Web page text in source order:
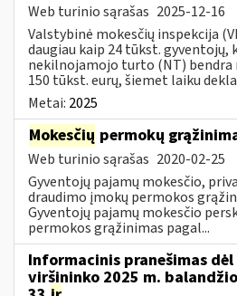
Web turinio sąrašas 2025-12-16
Valstybinė mokesčių inspekcija
daugiau kaip 24 tūkst. gyventojų,
nekilnojamojo turto (NT) bendra
150 tūkst. eurų, šiemet laiku
Metai: 2025
Mokesčių permokų
Web turinio sąrašas 2020-02-25
Gyventojų pajamų mokesčio,
draudimo įmokų permokos
Gyventojų pajamų mokesčio
permokos grąžinimas pagal...
Informacinis pranešimas dėl
viršininko 2025 m.